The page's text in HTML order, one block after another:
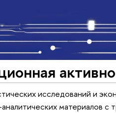
исследований и
материалов с